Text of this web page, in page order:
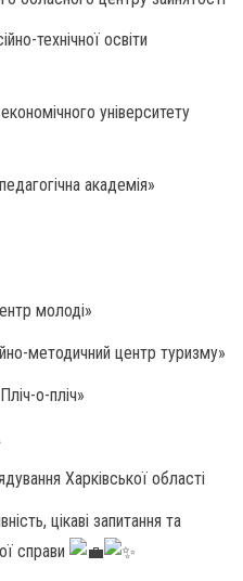
технічної освіти
університету
академія»
молоді»
методичний центр туризму»
о-пліч»
Харківської області
цікаві запитання та
справи